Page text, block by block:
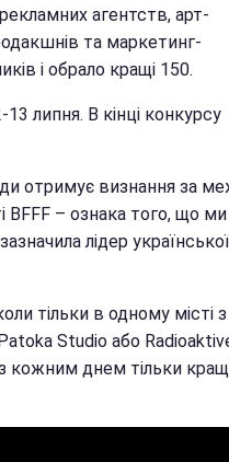
агентств, арт-
та маркетинг-
і обрало кращі 150.
липня. В кінці конкурсу
отримує визнання за
BFFF – ознака того, що ми
лідер
тільки в одному місті
Studio або
кожним днем тільки